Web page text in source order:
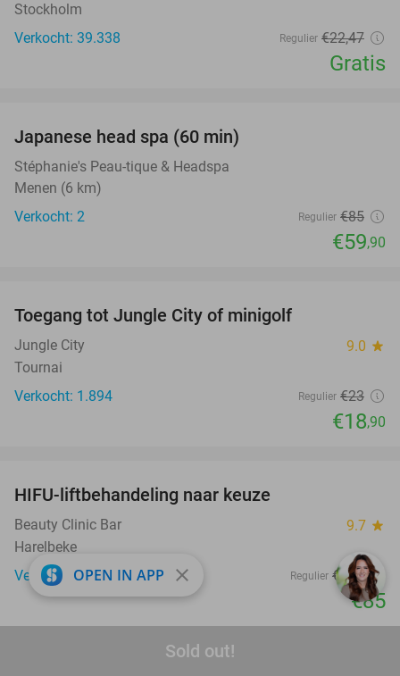
Sold out!
Stockholm
Verkocht: 39.338
Regulier €22,47
Gratis
Japanese head spa (60 min)
Stéphanie's Peau-tique & Headspa
Menen (6 km)
Verkocht: 2
Regulier €85
€59,90
Toegang tot Jungle City of minigolf
Jungle City 9.0 star
Tournai
Verkocht: 1.894
Regulier €23
€18,90
HIFU-liftbehandeling naar keuze
Beauty Clinic Bar 9.7 star
Harelbeke
Verkocht: 66
Regulier €250
€85
favorite_border
OPEN IN APP close